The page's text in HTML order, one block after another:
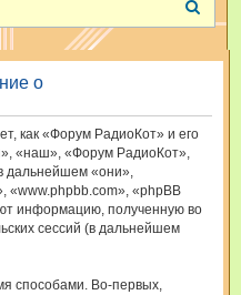
и
к
о
как «Форум РадиоКот» и его
«наш», «Форум РадиоКот»,
дальнейшем «они»,
«www.phpbb.com», «phpBB
информацию, полученную во
сессий (в дальнейшем
способами. Во-первых,